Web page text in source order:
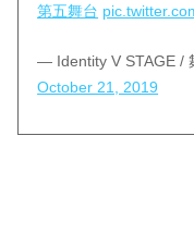
第五舞台
— Identity V STAGE /
October 21, 2019